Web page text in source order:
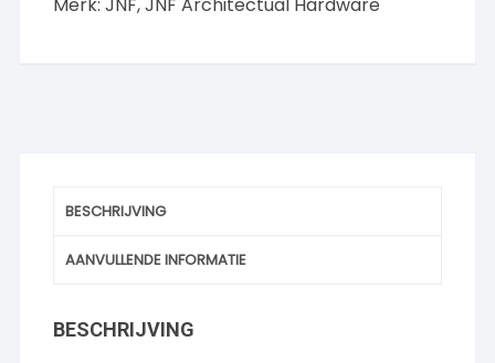
BESCHRIJVING
AANVULLENDE INFORMATIE
BESCHRIJVING